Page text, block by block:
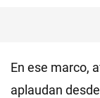
En ese marco,
aplaudan